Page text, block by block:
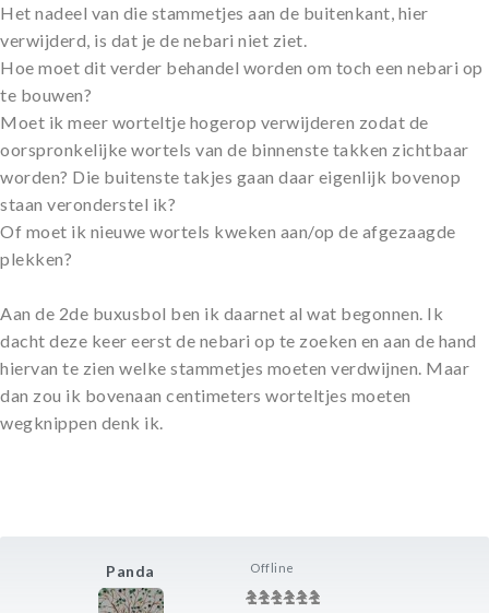
Panda Offline
Het nadeel van die stammetjes aan de buitenkant, hier
verwijderd, is dat je de nebari niet ziet.
Hoe moet dit verder behandel worden om toch een nebari op
te bouwen?
Moet ik meer worteltje hogerop verwijderen zodat de
oorspronkelijke wortels van de binnenste takken zichtbaar
worden? Die buitenste takjes gaan daar eigenlijk bovenop
staan veronderstel ik?
Of moet ik nieuwe wortels kweken aan/op de afgezaagde
plekken?
Aan de 2de buxusbol ben ik daarnet al wat begonnen. Ik
dacht deze keer eerst de nebari op te zoeken en aan de hand
hiervan te zien welke stammetjes moeten verdwijnen. Maar
dan zou ik bovenaan centimeters worteltjes moeten
wegknippen denk ik.